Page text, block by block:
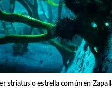
striatus o estrella común en